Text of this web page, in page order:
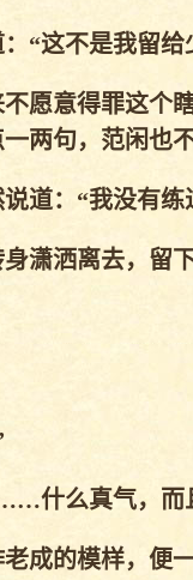
“这不是我留给
愿意得罪这个
两句，范闲也
道：“我没有练
潇洒离去，留
什么真气，而
成的模样，便